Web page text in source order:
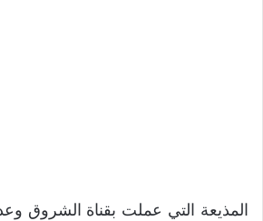
المذيعة التي عملت بقناة الشروق